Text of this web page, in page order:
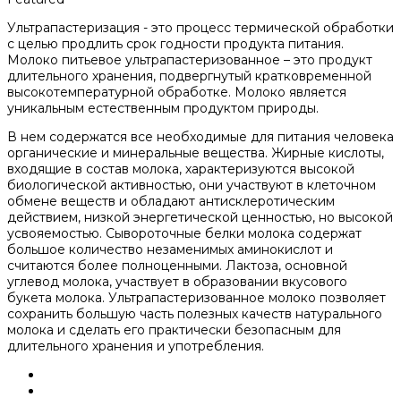
Ультрапастеризация - это процесс термической обработки
с целью продлить срок годности продукта питания.
Молоко питьевое ультрапастеризованное – это продукт
длительного хранения, подвергнутый кратковременной
высокотемпературной обработке. Молоко является
уникальным естественным продуктом природы.
В нем содержатся все необходимые для питания человека
органические и минеральные вещества. Жирные кислоты,
входящие в состав молока, характеризуются высокой
биологической активностью, они участвуют в клеточном
обмене веществ и обладают антисклеротическим
действием, низкой энергетической ценностью, но высокой
усвояемостью. Сывороточные белки молока содержат
большое количество незаменимых аминокислот и
считаются более полноценными. Лактоза, основной
углевод молока, участвует в образовании вкусового
букета молока. Ультрапастеризованное молоко позволяет
сохранить большую часть полезных качеств натурального
молока и сделать его практически безопасным для
длительного хранения и употребления.